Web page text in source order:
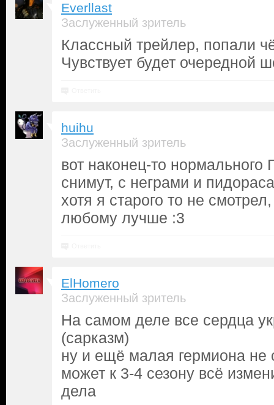
Everllast
Заслуженный зритель
Классный трейлер, попали
Чувствует будет очередной
huihu
Заслуженный зритель
вот наконец-то нормального
снимут, с неграми и
хотя я старого то не
любому лучше :3
ElHomero
Заслуженный зритель
На самом деле все сердца
(сарказм)
ну и ещё малая гермиона не
может к 3-4 сезону всё
дела